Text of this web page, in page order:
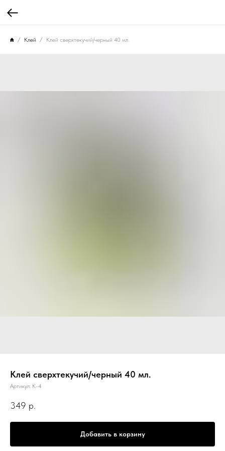
Клей Клей сверхтекучий/черный 40 мл.
Клей сверхтекучий/черный 40 мл.
Артикул: К-4
349 р.
Добавить в корзину